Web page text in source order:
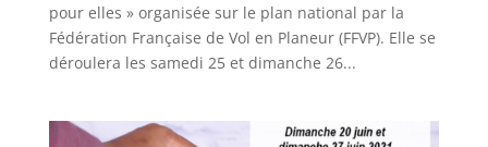
pour elles » organisée sur le plan national par la
Fédération Française de Vol en Planeur (FFVP). Elle se
déroulera les samedi 25 et dimanche 26...